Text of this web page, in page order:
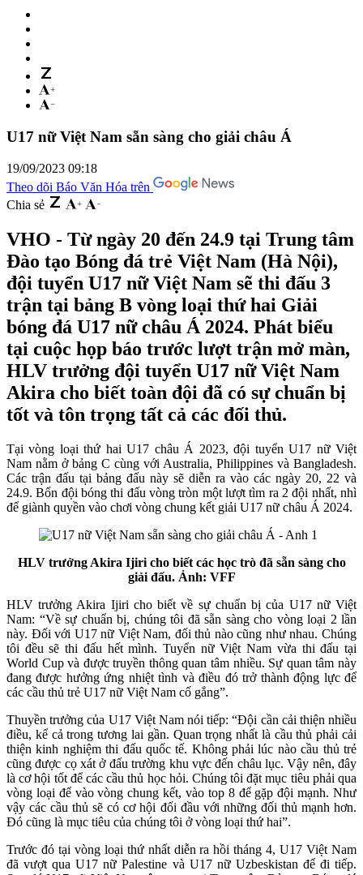
U17 nữ Việt Nam sẵn sàng cho giải châu Á
19/09/2023 09:18
Theo dõi Báo Văn Hóa trên
Chia sẻ
VHO - Từ ngày 20 đến 24.9 tại Trung tâm
Đào tạo Bóng đá trẻ Việt Nam (Hà Nội),
đội tuyển U17 nữ Việt Nam sẽ thi đấu 3
trận tại bảng B vòng loại thứ hai Giải
bóng đá U17 nữ châu Á 2024. Phát biểu
tại cuộc họp báo trước lượt trận mở màn,
HLV trưởng đội tuyển U17 nữ Việt Nam
Akira cho biết toàn đội đã có sự chuẩn bị
tốt và tôn trọng tất cả các đối thủ.
Tại vòng loại thứ hai U17 châu Á 2023, đội tuyển U17 nữ Việt
Nam nằm ở bảng C cùng với Australia, Philippines và Bangladesh.
Các trận đấu tại bảng đấu này sẽ diễn ra vào các ngày 20, 22 và
24.9. Bốn đội bóng thi đấu vòng tròn một lượt tìm ra 2 đội nhất, nhì
để giành quyền vào chơi vòng chung kết giải U17 nữ châu Á 2024.
HLV trưởng Akira Ijiri cho biết các học trò đã sẵn sàng cho
giải đấu. Ảnh: VFF
HLV trưởng Akira Ijiri cho biết về sự chuẩn bị của U17 nữ Việt
Nam: “Về sự chuẩn bị, chúng tôi đã sẵn sàng cho vòng loại 2 lần
này. Đối với U17 nữ Việt Nam, đối thủ nào cũng như nhau. Chúng
tôi đều sẽ thi đấu hết mình. Tuyển nữ Việt Nam vừa thi đấu tại
World Cup và được truyền thông quan tâm nhiều. Sự quan tâm này
đang được hưởng ứng nhiệt tình và điều đó trở thành động lực để
các cầu thủ trẻ U17 nữ Việt Nam cố gắng”.
Thuyền trưởng của U17 Việt Nam nói tiếp: “Đội cần cải thiện nhiều
điều, kể cả trong tương lai gần. Quan trọng nhất là cầu thủ phải cải
thiện kinh nghiệm thi đấu quốc tế. Không phải lúc nào cầu thủ trẻ
cũng được cọ xát ở đấu trường khu vực đến châu lục. Vậy nên, đây
là cơ hội tốt để các cầu thủ học hỏi. Chúng tôi đặt mục tiêu phải qua
vòng loại để vào vòng chung kết, vào top 8 để gặp đội mạnh. Như
vậy các cầu thủ sẽ có cơ hội đối đầu với những đối thủ mạnh hơn.
Đó cũng là mục tiêu của chúng tôi ở vòng loại thứ hai”.
Trước đó tại vòng loại thứ nhất diễn ra hồi tháng 4, U17 Việt Nam
đã vượt qua U17 nữ Palestine và U17 nữ Uzbeskistan để đi tiếp.